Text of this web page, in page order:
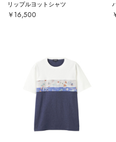
リップルヨットシャツ
￥16,500